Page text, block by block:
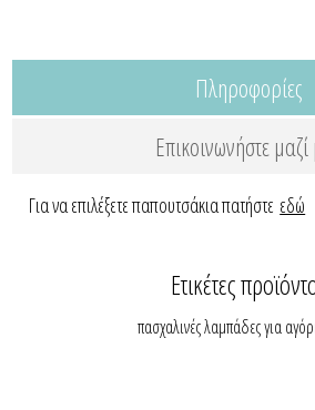
Πληροφορίες
Επικοινωνήστε
Για να επιλέξετε παπουτσάκια πατήστε εδώ
Ετικέτες
πασχαλινές λαμπάδες για